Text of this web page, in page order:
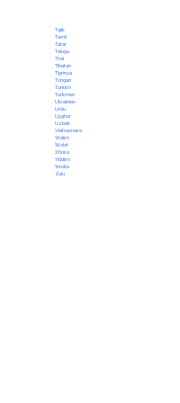
Tajik
Tamil
Tatar
Telugu
Thai
Tibetan
Tigrinya
Tongan
Turkish
Turkmen
Ukrainian
Urdu
Uyghur
Uzbek
Vietnamese
Welsh
Wolof
Xhosa
Yiddish
Yoruba
Zulu